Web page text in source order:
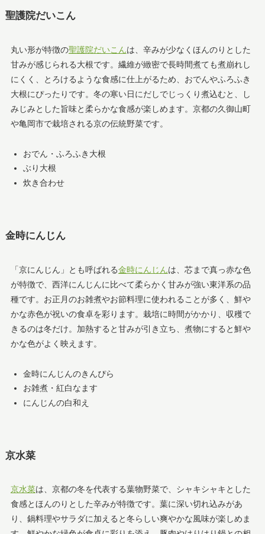
聖護院だいこん
丸い形が特徴の聖護院だいこんは、辛みが少なくほんのりとした
甘みが感じられる大根です。繊維が緻密で長時間煮ても煮崩れし
にくく、とろけるような食感に仕上がるため、おでんやふろふき
大根にぴったりです。冬の寒い日にだしでじっくり煮込むと、し
みじみとした旨味と柔らかな食感が楽しめます。京都の久御山町
や亀岡市で栽培される京の伝統野菜です。
おでん・ふろふき大根
ぶり大根
炊き合わせ
金時にんじん
「京にんじん」とも呼ばれる金時にんじんは、芯まで真っ赤な色
が特徴で、西洋にんじんに比べて柔らかく甘みが強い東洋系の品
種です。お正月のお雑煮やお節料理に使われることが多く、鮮や
かな赤色が祝いの食卓を彩ります。栽培に時間がかかり、収穫で
きるのは冬だけ。加熱すると甘みが引き立ち、煮物にすると鮮や
かな色がよく映えます。
金時にんじんのきんぴら
お雑煮・紅白なます
にんじんの白和え
京水菜
京水菜は、京都の冬を代表する葉物野菜で、シャキシャキとした
食感とほんのりとした辛みが特徴です。葉に深い切れ込みがあ
り、鍋料理やサラダに加えると冬らしい爽やかな風味が楽しめま